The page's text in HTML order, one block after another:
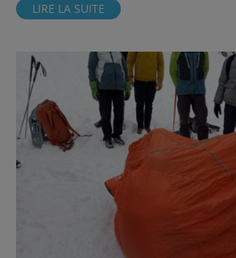
LIRE LA SUITE